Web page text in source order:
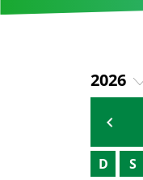
2026
2023
2024
2025
D S